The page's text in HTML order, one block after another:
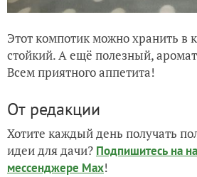
Этот компотик можно хранить в
стойкий. А ещё полезный,
Всем приятного аппетита!
От редакции
Хотите каждый день получать
идеи для дачи? Подпишитесь на
мессенджере Max!